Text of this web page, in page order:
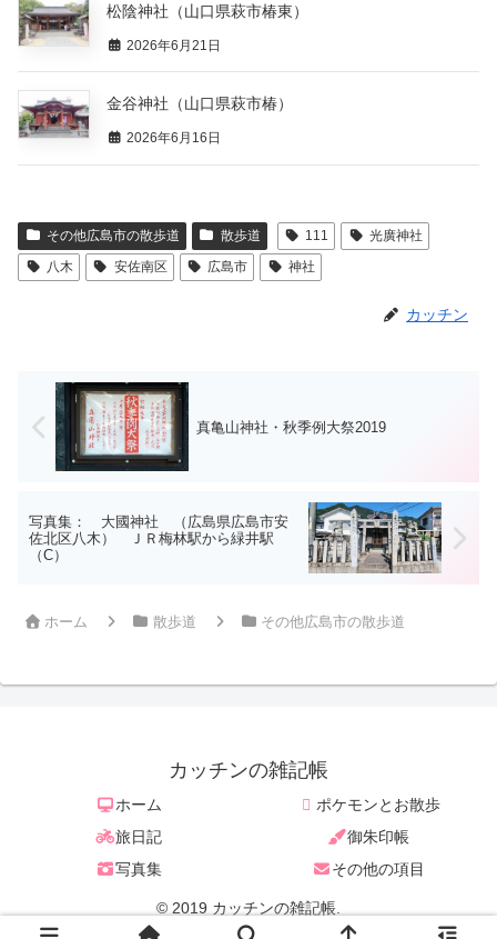
松陰神社（山口県萩市椿東）
2026年6月21日
金谷神社（山口県萩市椿）
2026年6月16日
その他広島市の散歩道 散歩道 111
光廣神社
八木
安佐南区 広島市 神社
カッチン
写真集： 大國神社 （広島県広島市安
佐北区八木） ＪＲ梅林駅から緑井駅
（C）
ホーム 散歩道 その他広島市の散歩道
カッチンの雑記帳
ホーム
ポケモンとお散歩
旅日記
御朱印帳
写真集
その他の項目
© 2019 カッチンの雑記帳.